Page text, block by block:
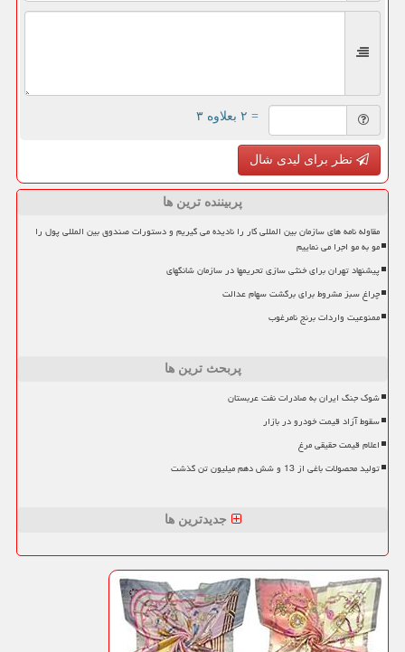
= ۲ بعلاوه ۳
نظر برای لیدی شال
پربیننده ترین ها
مقاوله نامه های سازمان بین المللی کار را نادیده می گیریم و دستورات صندوق بین المللی پول را
مو به مو اجرا می نماییم
پیشنهاد تهران برای خنثی سازی تحریمها در سازمان شانگهای
چراغ سبز مشروط برای برگشت سهام عدالت
ممنوعیت واردات برنج نامرغوب
پربحث ترین ها
شوک جنگ ایران به صادرات نفت عربستان
سقوط آزاد قیمت خودرو در بازار
اعلام قیمت حقیقی مرغ
تولید محصولات باغی از 13 و شش دهم میلیون تن گذشت
جدیدترین ها